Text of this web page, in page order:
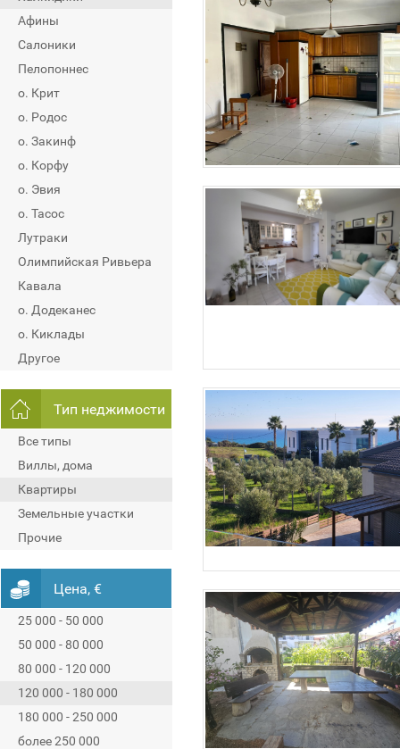
Афины
Салоники
Пелопоннес
о. Крит
о. Родос
о. Закинф
о. Корфу
о. Эвия
о. Тасос
Лутраки
Олимпийская Ривьера
Кавала
о. Додеканес
о. Киклады
Другое
Тип неджимости
Все типы
Виллы, дома
Квартиры
Земельные участки
Прочие
Цена, €
25 000 - 50 000
50 000 - 80 000
80 000 - 120 000
120 000 - 180 000
180 000 - 250 000
более 250 000